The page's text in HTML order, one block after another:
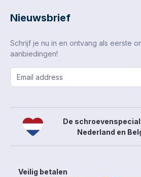
Nieuwsbrief
Schrijf je nu in en ontvang als eerste
aanbiedingen!
De
Nederland en
Veilig betalen